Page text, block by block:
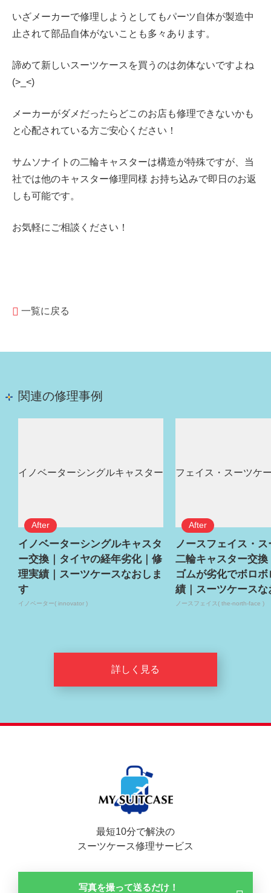
いざメーカーで修理しようとしてもパーツ自体が製造中
止されて部品自体がないことも多々あります。
諦めて新しいスーツケースを買うのは勿体ないですよね
(>_<)
メーカーがダメだったらどこのお店も修理できないかも
と心配されている方ご安心ください！
サムソナイトの二輪キャスターは構造が特殊ですが、当
社では他のキャスター修理同様 お持ち込みで即日のお返
しも可能です。
お気軽にご相談ください！
一覧に戻る
関連の修理事例
イノベーターシングルキャスタ
ー交換｜タイヤの経年劣化｜修
理実績｜スーツケースなおしま
す
イノベーター( innovator )
ノースフェイス・
二輪キャスター交換
ゴムが劣化でボロ
績｜スーツケースな
ノースフェイス( the-north-face )
詳しく見る
最短10分で解決の
スーツケース修理サービス
写真を撮って送るだけ！